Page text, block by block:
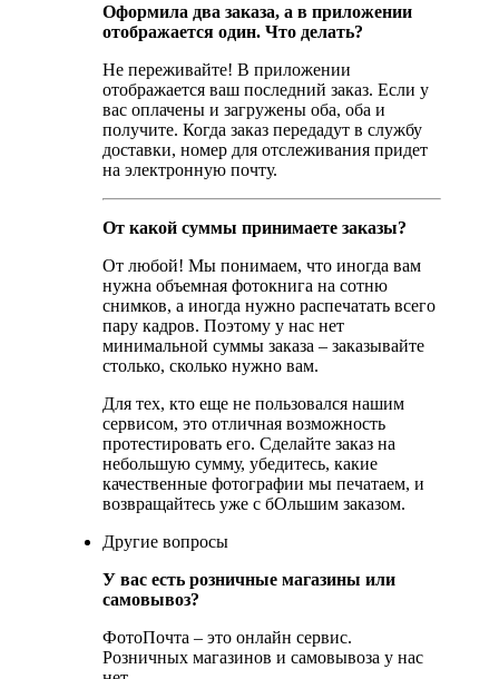
Оформила два заказа, а в приложении
отображается один. Что делать?
Не переживайте! В приложении
отображается ваш последний заказ. Если у
вас оплачены и загружены оба, оба и
получите. Когда заказ передадут в службу
доставки, номер для отслеживания придет
на электронную почту.
От какой суммы принимаете заказы?
От любой! Мы понимаем, что иногда вам
нужна объемная фотокнига на сотню
снимков, а иногда нужно распечатать всего
пару кадров. Поэтому у нас нет
минимальной суммы заказа – заказывайте
столько, сколько нужно вам.
Для тех, кто еще не пользовался нашим
сервисом, это отличная возможность
протестировать его. Сделайте заказ на
небольшую сумму, убедитесь, какие
качественные фотографии мы печатаем, и
возвращайтесь уже с бОльшим заказом.
Другие вопросы
У вас есть розничные магазины или
самовывоз?
ФотоПочта – это онлайн сервис.
Розничных магазинов и самовывоза у нас